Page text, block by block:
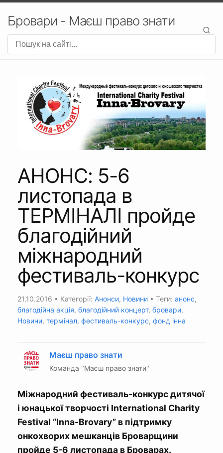
Бровари - Маєш право знати
АНОНС: 5-6
листопада в
ТЕРМІНАЛІ пройде
благодійний
міжнародний
фестиваль-конкурс
21.10.2016 • Категорії: Анонси, Новини • Теги: анонс,
благодійна акція, благодійний концерт, бровари,
Новини, термінал, фестиваль-конкурс, фонд інна
Маєш право знати
Команда "Маєш право знати"
Міжнародний фестиваль-конкурс дитячої
і юнацької творчості International Charity
Festival “Inna-Brovary” в підтримку
онкохворих мешканців Броварщини
пройде 5-6 листопада в Броварах.